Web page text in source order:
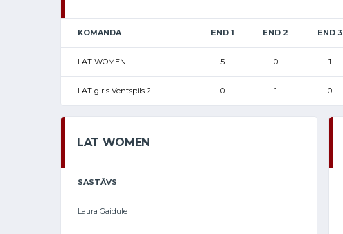
KOMANDA END 1 END 2 END 3
LAT WOMEN 5 0 1
LAT girls Ventspils 2 0 1 0
LAT WOMEN
SASTĀVS
Laura Gaidule